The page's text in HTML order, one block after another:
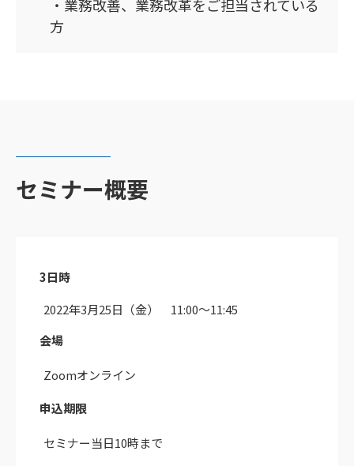
・業務改善、業務改革をご担当されている
方
セミナー概要
3日時
2022年3月25日（金） 11:00〜11:45
会場
Zoomオンライン
申込期限
セミナー当日10時まで